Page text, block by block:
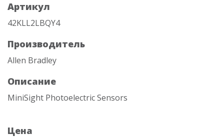
Артикул
42KLL2LBQY4
Производитель
Allen Bradley
Описание
MiniSight Photoelectric Sensors
Цена